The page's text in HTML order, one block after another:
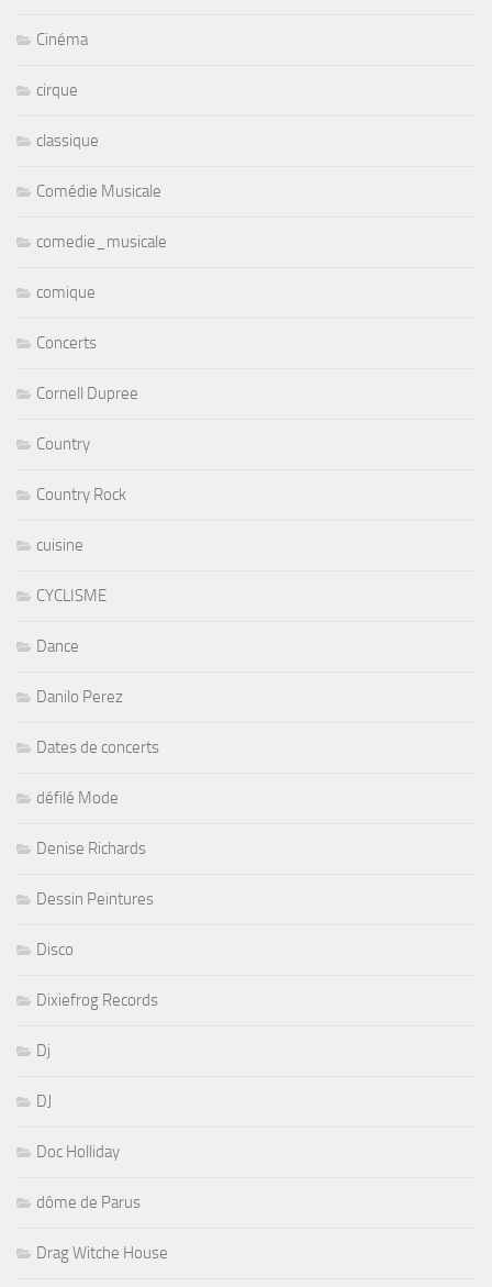
Cinéma
cirque
classique
Comédie Musicale
comedie_musicale
comique
Concerts
Cornell Dupree
Country
Country Rock
cuisine
CYCLISME
Dance
Danilo Perez
Dates de concerts
défilé Mode
Denise Richards
Dessin Peintures
Disco
Dixiefrog Records
Dj
DJ
Doc Holliday
dôme de Parus
Drag Witche House